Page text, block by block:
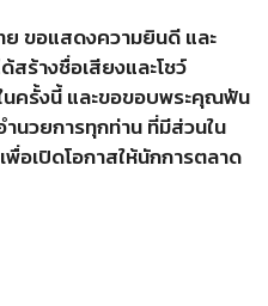
ย ขอแสดงความยินดี และ
สร้างชื่อเสียงและโชว์
ครั้งนี้ และขอขอบพระคุณฟัน
นวยการทุกท่าน ที่มีส่วนใน
อเปิดโอกาสให้นักการตลาด